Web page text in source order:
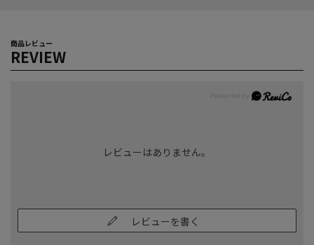
商品レビュー
REVIEW
レビューはありません。
レビューを書く